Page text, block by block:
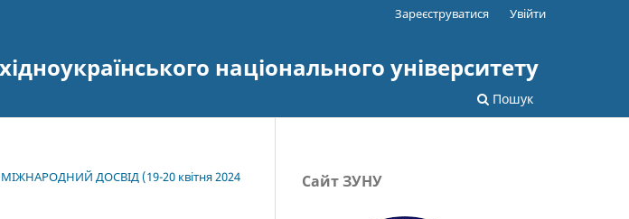
національного університету
Пошук
Зареєструватися Увійти
ДОСВІД (19-20 квітня 2024
Сайт ЗУНУ